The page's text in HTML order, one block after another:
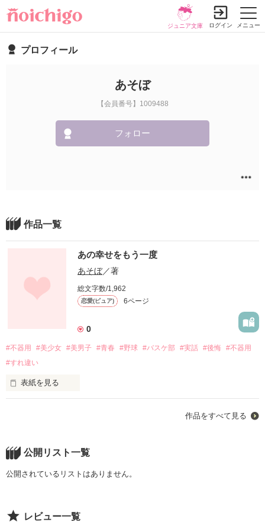
メニュー
ジュニア文庫 ログイン
プロフィール
あそぼ
【会員番号】1009488
フォロー
作品一覧
あの幸せをもう一度
あそぼ／著
総文字数/1,962
恋愛(ピュア) 6ページ
0
#不器用 #美少女 #美男子 #青春 #野球 #バスケ部 #実話 #後悔 #不器用
#すれ違い
表紙を見る
彼氏もいた。
その元彼の名前は 成瀬未来（ナルセミライ）
作品をすべて見る
公開リスト一覧
公開されているリストはありません。
レビュー一覧